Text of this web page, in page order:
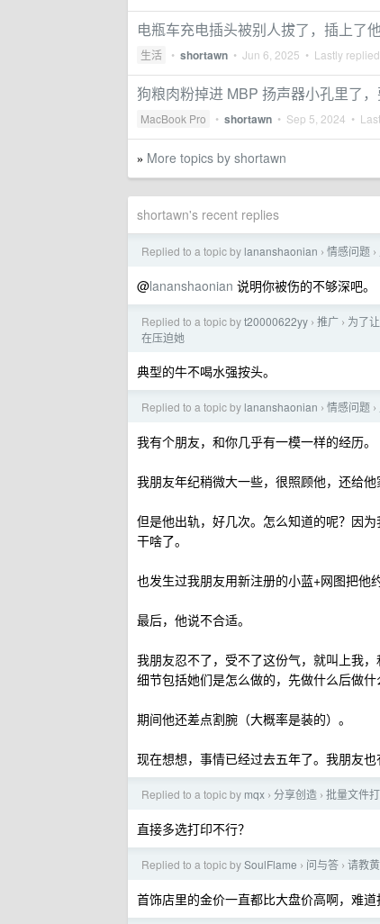
电瓶车充电插头被别人拔了，插上了
生活 • shortawn • Jun 6, 2025 • Lastly
狗粮肉粉掉进 MBP 扬声器小孔里了，
MacBook Pro • shortawn • Sep 5, 2024 •
» More topics by shortawn
shortawn's recent replies
Replied to a topic by lananshaonian › 情感问题 ›
@lananshaonian 说明你被伤的不够深吧。
Replied to a topic byt20000622yy › 推广 › 为了
在压迫她
典型的牛不喝水强按头。
Replied to a topic by lananshaonian › 情感问题 ›
我有个朋友，和你几乎有一模一样的经历。
我朋友年纪稍微大一些，很照顾他，还给他
但是他出轨，好几次。怎么知道的呢？因
干啥了。
也发生过我朋友用新注册的小蓝+网图把他
最后，他说不合适。
我朋友忍不了，受不了这份气，就叫上我
细节包括她们是怎么做的，先做什么后做什
期间他还差点割腕（大概率是装的）。
现在想想，事情已经过去五年了。我朋友
Replied to a topic by mqx › 分享创造 › 批量文件
直接多选打印不行？
Replied to a topic bySoulFlame › 问与答 › 请教
首饰店里的金价一直都比大盘价高啊，难